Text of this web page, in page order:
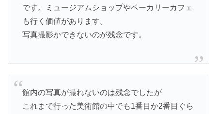
です。ミュージアムショップやベーカリーカフェ
も行く価値があります。
写真撮影かできないのが残念です。
館内の写真が撮れないのは残念でしたが
これまで行った美術館の中でも1番目か2番目ぐら